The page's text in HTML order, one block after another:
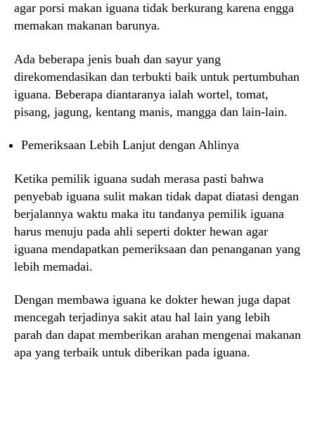
agar porsi makan iguana tidak berkurang karena engga
memakan makanan barunya.
Ada beberapa jenis buah dan sayur yang
direkomendasikan dan terbukti baik untuk pertumbuhan
iguana. Beberapa diantaranya ialah wortel, tomat,
pisang, jagung, kentang manis, mangga dan lain-lain.
Pemeriksaan Lebih Lanjut dengan Ahlinya
Ketika pemilik iguana sudah merasa pasti bahwa
penyebab iguana sulit makan tidak dapat diatasi dengan
berjalannya waktu maka itu tandanya pemilik iguana
harus menuju pada ahli seperti dokter hewan agar
iguana mendapatkan pemeriksaan dan penanganan yang
lebih memadai.
Dengan membawa iguana ke dokter hewan juga dapat
mencegah terjadinya sakit atau hal lain yang lebih
parah dan dapat memberikan arahan mengenai makanan
apa yang terbaik untuk diberikan pada iguana.